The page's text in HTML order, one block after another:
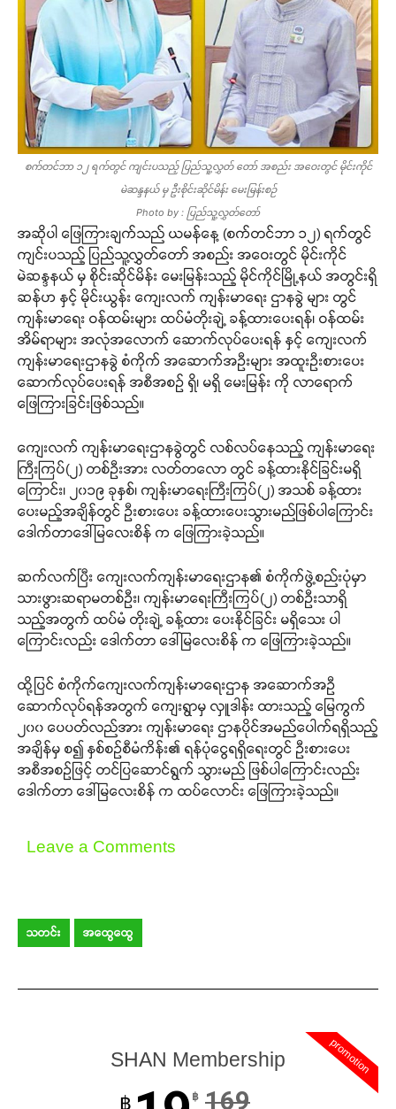
စက်တင်ဘာ ၁၂ ရက်တွင် ကျင်းပသည့် ပြည်သူ့လွှတ် တော် အစည်း အဝေးတွင် မိုင်းကိုင်
မဲဆန္ဒနယ် မှ ဦးစိုင်းဆိုင်မိန်း မေးမြန်းစဉ်
Photo by : ပြည်သူ့လွှတ်တော်
အဆိုပါ ဖြေကြားချက်သည် ယမန်နေ့ (စက်တင်ဘာ ၁၂) ရက်တွင်
ကျင်းပသည့် ပြည်သူ့လွှတ်တော် အစည်း အဝေးတွင် မိုင်းကိုင်
မဲဆန္ဒနယ် မှ စိုင်းဆိုင်မိန်း မေးမြန်းသည့် မိုင်ကိုင်မြို့နယ် အတွင်းရှိ
ဆန်ဟ နှင့် မိုင်းယွန်း ကျေးလက် ကျန်းမာရေး ဌာနခွဲ များ တွင်
ကျန်းမာရေး ဝန်ထမ်းများ ထပ်မံတိုးချဲ့ ခန့်ထားပေးရန်၊ ဝန်ထမ်း
အိမ်ရာများ အလုံအလောက် ဆောက်လုပ်ပေးရန် နှင့် ကျေးလက်
ကျန်းမာရေးဌာနခွဲ စံကိုက် အဆောက်အဦးများ အထူးဦးစားပေး
ဆောက်လုပ်ပေးရန် အစီအစဉ် ရှိ၊ မရှိ မေးမြန်း ကို လာရောက်
ဖြေကြားခြင်းဖြစ်သည်။
ကျေးလက် ကျန်းမာရေးဌာနခွဲတွင် လစ်လပ်နေသည့် ကျန်းမာရေး
ကြီးကြပ်(၂) တစ်ဦးအား လတ်တလော တွင် ခန့်ထားနိုင်ခြင်းမရှိ
ကြောင်း၊ ၂၀၁၉ ခုနှစ်၊ ကျန်းမာရေးကြီးကြပ်(၂) အသစ် ခန့်ထား
ပေးမည့်အချိန်တွင် ဦးစားပေး ခန့်ထားပေးသွားမည်ဖြစ်ပါကြောင်း
ဒေါက်တာဒေါ်မြလေးစိန် က ဖြေကြားခဲ့သည်။
ဆက်လက်ပြီး ကျေးလက်ကျန်းမာရေးဌာန၏ စံကိုက်ဖွဲ့စည်းပုံမှာ
သားဖွားဆရာမတစ်ဦး၊ ကျန်းမာရေးကြီးကြပ်(၂) တစ်ဦးသာရှိ
သည့်အတွက် ထပ်မံ တိုးချဲ့ ခန့်ထား ပေးနိုင်ခြင်း မရှိသေး ပါ
ကြောင်းလည်း ဒေါက်တာ ဒေါ်မြလေးစိန် က ဖြေကြားခဲ့သည်။
ထို့ပြင် စံကိုက်ကျေးလက်ကျန်းမာရေးဌာန အဆောက်အဦ
ဆောက်လုပ်ရန်အတွက် ကျေးရွာမှ လှူဒါန်း ထားသည့် မြေကွက်
၂၀၀ ပေပတ်လည်အား ကျန်းမာရေး ဌာနပိုင်အမည်ပေါက်ရရှိသည့်
အချိန်မှ စ၍ နှစ်စဉ်စီမံကိန်း၏ ရန်ပုံငွေရရှိ‌ရေးတွင် ဦးစားပေး
အစီအစဉ်ဖြင့် တင်ပြဆောင်ရွက် သွားမည် ဖြစ်ပါကြောင်းလည်း
ဒေါက်တာ ဒေါ်မြလေးစိန် က ထပ်လောင်း ဖြေကြားခဲ့သည်။
Leave a Comments
သတင်း အထွေထွေ
promotion
SHAN Membership
฿ ฿ 169